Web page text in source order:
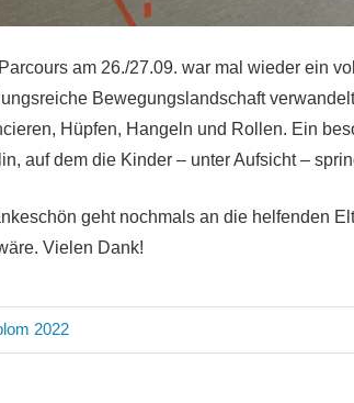
am 26./27.09. war mal wieder ein
Bewegungslandschaft
Hüpfen, Hangeln und Rollen. Ein
auf dem die Kinder – unter Aufsicht –
geht nochmals an die helfenden
Vielen Dank!
2022